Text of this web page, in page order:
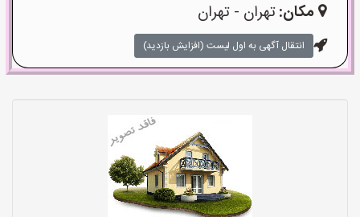
مکان:تهران - تهران
انتقال آگهی به اول لیست (افزایش بازدید)